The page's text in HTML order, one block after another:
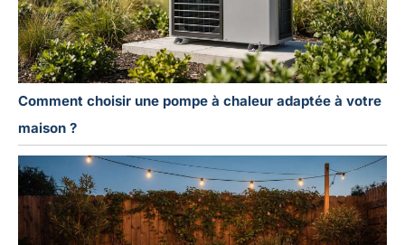
Comment choisir une pompe à chaleur adaptée à votre
maison ?